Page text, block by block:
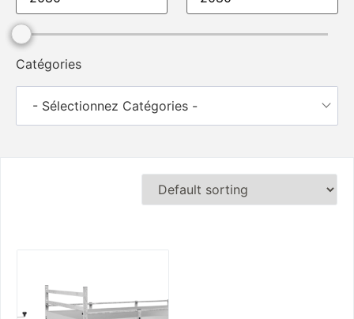
Catégories
- Sélectionnez Catégories -